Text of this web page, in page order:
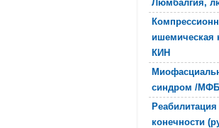
Люмбалгия,
ишемическая
КИН
синдром /
конечности